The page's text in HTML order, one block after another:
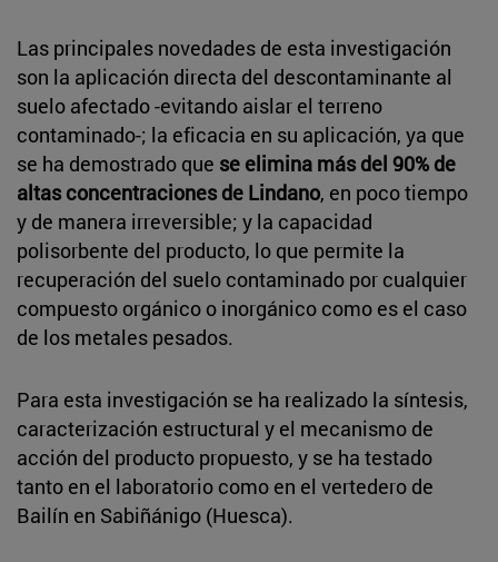
Las principales novedades de esta investigación
son la aplicación directa del descontaminante al
suelo afectado -evitando aislar el terreno
contaminado-; la eficacia en su aplicación, ya que
se ha demostrado que se elimina más del 90% de
altas concentraciones de Lindano, en poco tiempo
y de manera irreversible; y la capacidad
polisorbente del producto, lo que permite la
recuperación del suelo contaminado por cualquier
compuesto orgánico o inorgánico como es el caso
de los metales pesados.
Para esta investigación se ha realizado la síntesis,
caracterización estructural y el mecanismo de
acción del producto propuesto, y se ha testado
tanto en el laboratorio como en el vertedero de
Bailín en Sabiñánigo (Huesca).